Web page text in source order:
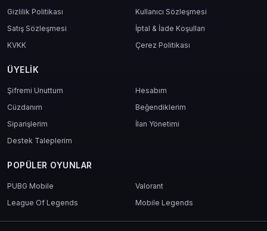
Gizlilik Politikası
Kullanıcı Sözleşmesi
Satış Sözleşmesi
İptal & İade Koşulları
KVKK
Çerez Politikası
ÜYELIK
Şifremi Unuttum
Hesabım
Cüzdanım
Beğendiklerim
Siparişlerim
İlan Yönetimi
Destek Taleplerim
POPÜLER OYUNLAR
PUBG Mobile
Valorant
League Of Legends
Mobile Legends